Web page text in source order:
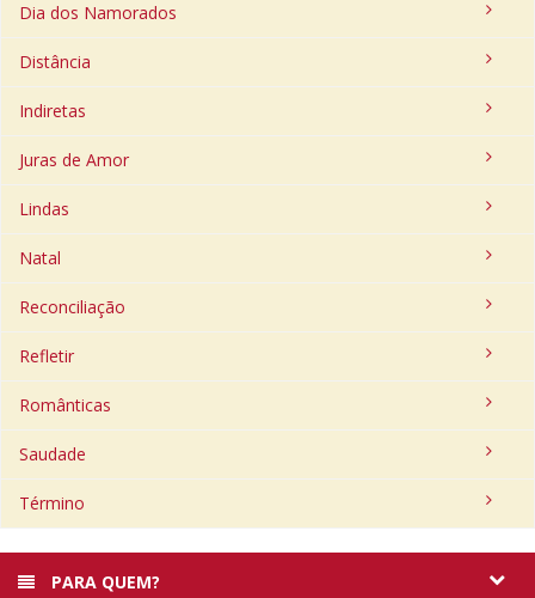
Dia dos Namorados
Distância
Indiretas
Juras de Amor
Lindas
Natal
Reconciliação
Refletir
Românticas
Saudade
Término
PARA QUEM?